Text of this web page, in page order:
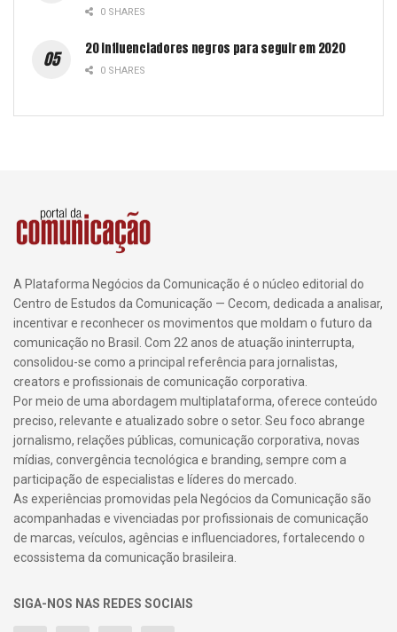
0 SHARES
20 influenciadores negros para seguir em 2020
0 SHARES
A Plataforma Negócios da Comunicação é o núcleo editorial do
Centro de Estudos da Comunicação — Cecom, dedicada a analisar,
incentivar e reconhecer os movimentos que moldam o futuro da
comunicação no Brasil. Com 22 anos de atuação ininterrupta,
consolidou-se como a principal referência para jornalistas,
creators e profissionais de comunicação corporativa.
Por meio de uma abordagem multiplataforma, oferece conteúdo
preciso, relevante e atualizado sobre o setor. Seu foco abrange
jornalismo, relações públicas, comunicação corporativa, novas
mídias, convergência tecnológica e branding, sempre com a
participação de especialistas e líderes do mercado.
As experiências promovidas pela Negócios da Comunicação são
acompanhadas e vivenciadas por profissionais de comunicação
de marcas, veículos, agências e influenciadores, fortalecendo o
ecossistema da comunicação brasileira.
SIGA-NOS NAS REDES SOCIAIS